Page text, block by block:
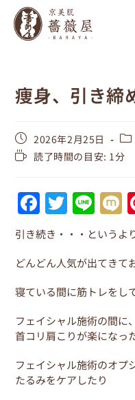
痩身、引き締
2026年2月25日
読了時間の目安: 1分
F
a
c
e
b
o
o
k
T
w
itt
er
Li
n
e i
引き続き・・・というよ
どんどん人気が出てきて
寝ている間に筋トレをし
フェイシャル施術の間に
首コリ肩こりが楽になっ
フェイシャル施術のオプ
たるみをケアしたり